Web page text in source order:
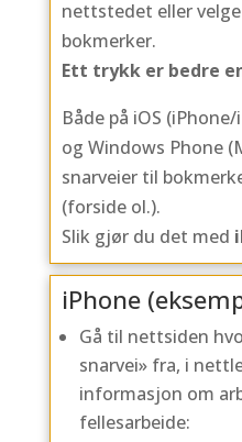
nettstedet eller
bokmerker.
Ett trykk er bedre
Både på iOS
og Windows Phone (
snarveier til
(forside ol.).
Slik gjør du det med
iPhone
Gå til nettsiden
snarvei» fra, i
informasjon om
fellesarbeide: